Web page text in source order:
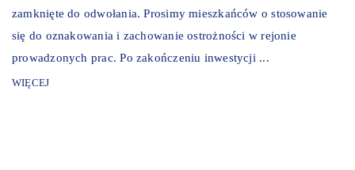
zamknięte do odwołania. Prosimy mieszkańców o stosowanie
się do oznakowania i zachowanie ostrożności w rejonie
prowadzonych prac. Po zakończeniu inwestycji ...
WIĘCEJ